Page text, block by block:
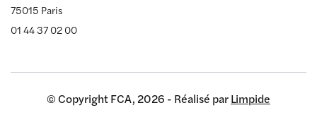
75015 Paris
01 44 37 02 00
© Copyright FCA, 2026 - Réalisé parLimpide